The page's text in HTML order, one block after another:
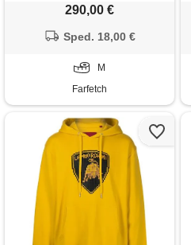
290,00 €
Sped. 18,00 €
M
Farfetch